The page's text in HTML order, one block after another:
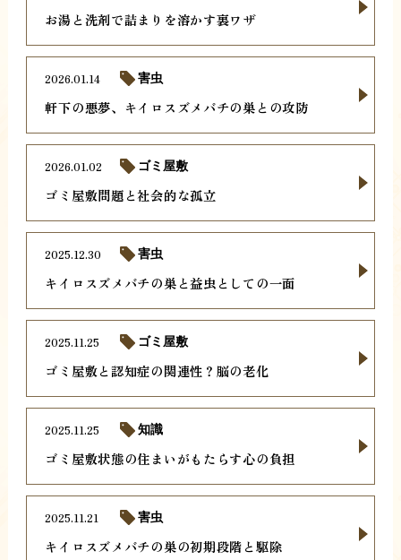
お湯と洗剤で詰まりを溶かす裏ワザ
軒下の悪夢、キイロスズメバチの巣との攻防
2026.01.14 害虫
ゴミ屋敷問題と社会的な孤立
2026.01.02 ゴミ屋敷
キイロスズメバチの巣と益虫としての一面
2025.12.30 害虫
ゴミ屋敷と認知症の関連性？脳の老化
2025.11.25 ゴミ屋敷
ゴミ屋敷状態の住まいがもたらす心の負担
2025.11.25 知識
キイロスズメバチの巣の初期段階と駆除
2025.11.21 害虫